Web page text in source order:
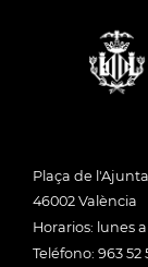
Plaça de
46002 València
Horarios: lunes
Teléfono: 963 52